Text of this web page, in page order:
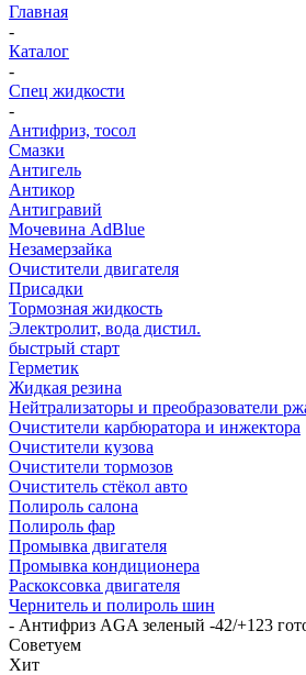
Главная
-
Каталог
-
Спец жидкости
-
Антифриз, тосол
Смазки
Антигель
Антикор
Антигравий
Мочевина AdBlue
Незамерзайка
Очистители двигателя
Присадки
Тормозная жидкость
Электролит, вода дистил.
быстрый старт
Герметик
Жидкая резина
Нейтрализаторы и преобразователи
Очистители карбюратора и инжектора
Очистители кузова
Очистители тормозов
Очиститель стёкол авто
Полироль салона
Полироль фар
Промывка двигателя
Промывка кондиционера
Раскоксовка двигателя
Чернитель и полироль шин
- Антифриз AGA зеленый -42/+123
Советуем
Хит